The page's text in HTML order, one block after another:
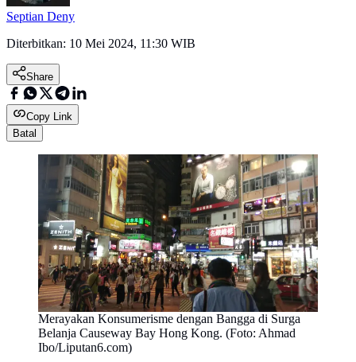
Septian Deny
Diterbitkan: 10 Mei 2024, 11:30 WIB
Share
Copy Link
Batal
Merayakan Konsumerisme dengan Bangga di Surga
Belanja Causeway Bay Hong Kong. (Foto: Ahmad
Ibo/Liputan6.com)